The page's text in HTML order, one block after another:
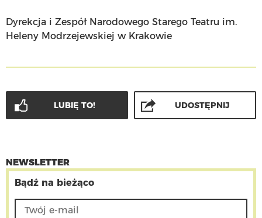
Dyrekcja i Zespół Narodowego Starego Teatru im.
Heleny Modrzejewskiej w Krakowie
LUBIĘ TO! UDOSTĘPNIJ
NEWSLETTER
Bądź na bieżąco